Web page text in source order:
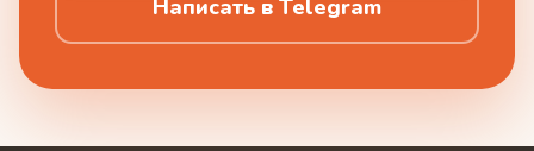
Написать в Telegram